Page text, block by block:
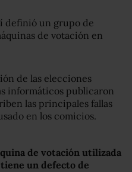
definió un grupo de
de votación en
de las elecciones
informáticos publicaron
las principales fallas
en los comicios.
de votación utilizada
tiene un defecto de